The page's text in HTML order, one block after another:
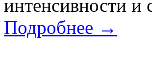
интенсивности и
Подробнее →